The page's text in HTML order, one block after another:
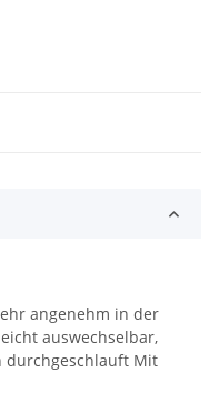
angenehm in der
auswechselbar,
durchgeschlauft Mit